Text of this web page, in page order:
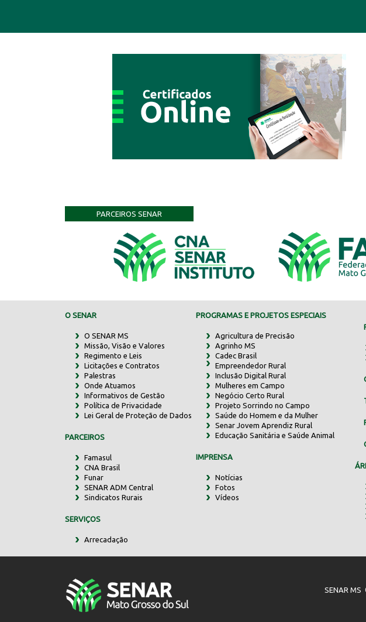
PARCEIROS SENAR
O SENAR
O SENAR MS
Missão, Visão e Valores
Regimento e Leis
Licitações e Contratos
Palestras
Onde Atuamos
Informativos de Gestão
Política de Privacidade
Lei Geral de Proteção de Dados
PARCEIROS
Famasul
CNA Brasil
Funar
SENAR ADM Central
Sindicatos Rurais
SERVIÇOS
Arrecadação
PROGRAMAS E PROJETOS ESPECIAIS
Agricultura de Precisão
Agrinho MS
Cadec Brasil
Empreendedor Rural
Inclusão Digital Rural
Mulheres em Campo
Negócio Certo Rural
Projeto Sorrindo no Campo
Saúde do Homem e da Mulher
Senar Jovem Aprendiz Rural
Educação Sanitária e Saúde Animal
IMPRENSA
Notícias
Fotos
Vídeos
SENAR